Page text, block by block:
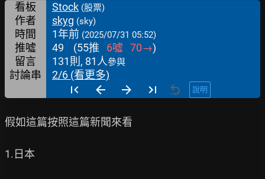
看板 Stock (股票)
作者 skyg (sky)
時間 1年前 (2025/07/31 05:52)
推噓 49 (55推 6噓 70→)
留言
131則, 81人參與
討論串 2/6 (看更多)
說明
假如這篇按照這篇新聞來看
1.日本